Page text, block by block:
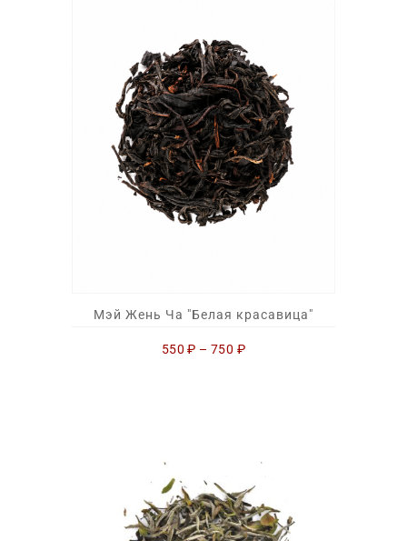
Мэй Жень Ча "Белая красавица"
550₽ –750 ₽